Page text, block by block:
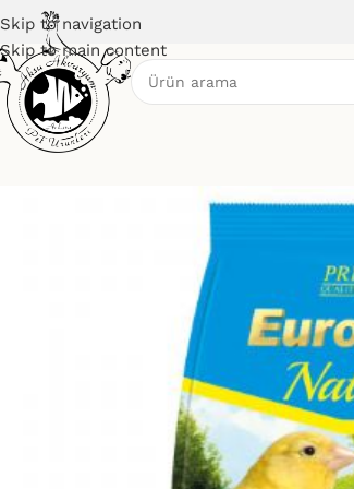
Skip to navigation
Skip to main content